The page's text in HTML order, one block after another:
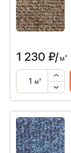
1 230 ₽/м²
м²